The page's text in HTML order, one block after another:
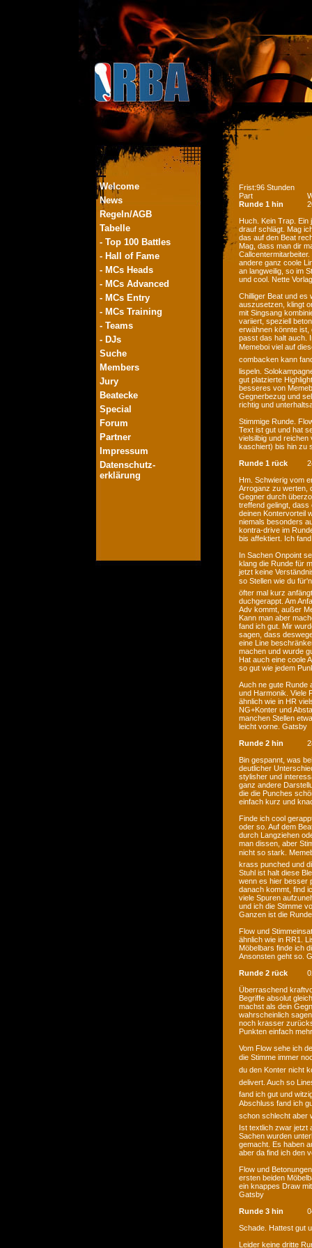
Welcome
News
Regeln/AGB
Tabelle
- Top 100 Battles
- Hall of Fame
- MCs Heads
- MCs Advanced
- MCs Entry
- MCs Training
- Teams
- DJs
Suche
Members
Jury
Beatecke
Special
Forum
Partner
Impressum
Datenschutz-
erklärung
Frist:96 Stunden
Part
Runde 1 hin
Huch. Kein Trap. Ein
drauf schlägt. Mag
das auf den Beat
Mag, dass man dir
andere ganz coole
an langweilig, so im
und cool. Nette
Chilliger Beat und es
auszusetzen, klingt
mit Singsang
variiert, speziell
erwähnen könnte ist,
passt das halt auch.
Memeboi viel auf
combacken kann
lispeln.
gut platzierte
besseres von
Gegnerbezug und
richtig und
Stimmige Runde.
Text ist gut und hat
vielsilbig und reichen
kaschiert) bis hin zu
Runde 1 rück
Hm. Schwierig vom
Arroganz zu werten,
Gegner durch
treffend gelingt, dass
deinen Kontervorteil
niemals besonders
kontra-drive im
bis affektiert. Ich
In Sachen Onpoint
klang die Runde für
jetzt keine
so Stellen wie du
öfter mal kurz
duchgerappt. Am
Adv kommt, außer
Kann man aber
fand ich gut. Mir
sagen, dass
eine Line
machen und wurde
Hat auch eine coole
so gut wie jedem
Auch ne gute Runde
und Harmonik. Viele
ähnlich wie in HR
NG+Konter und
manchen Stellen
leicht vorne. Gatsby
Runde 2 hin
Bin gespannt, was
deutlicher
stylisher und
ganz andere
die die Punches
einfach kurz und
Finde ich cool
oder so. Auf dem
durch Langziehen
man dissen, aber
nicht so stark.
krass punched und
Stuhl ist halt diese
wenn es hier besser
danach kommt, find
viele Spuren
und ich die Stimme
Ganzen ist die
Flow und
ähnlich wie in RR1.
Möbelbars finde ich
Ansonsten geht so.
Runde 2 rück
Überraschend
Begriffe absolut
machst als dein
wahrscheinlich
noch krasser
Punkten einfach
Vom Flow sehe ich
die Stimme immer
du den Konter nicht
delivert. Auch so
fand ich gut und
Abschluss fand ich
schon schlecht
Ist textlich zwar jetzt
Sachen wurden
gemacht. Es haben
aber da find ich den
Flow und
ersten beiden
ein knappes Draw
Gatsby
Runde 3 hin
Schade. Hattest gut
Leider keine dritte